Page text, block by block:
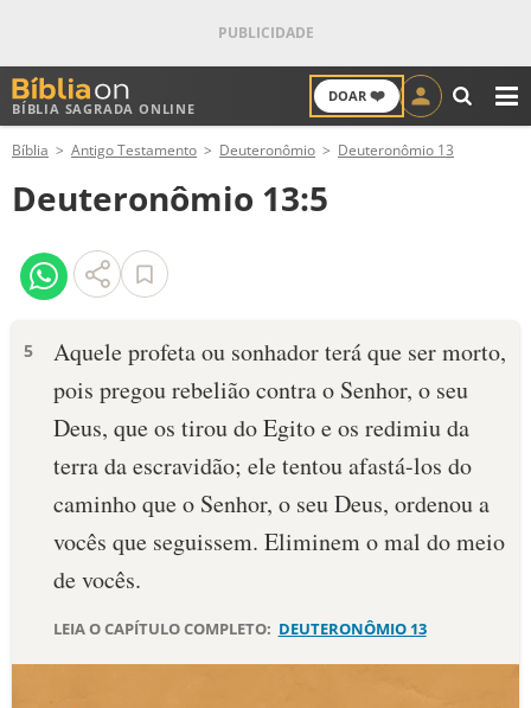
BÍBLIA SAGRADA ONLINE
DOAR ❤️
ANTIGO TESTAMENTO
NOVO TESTAMENTO
VERSÍCULOS
PALAVRA DO DIA
SALMO DO DIA
DEVOCIONAL DIÁRIO
10 MANDAMENTOS
ESTUDOS BÍBLICOS
Bíblia Antigo Testamento Deuteronômio Deuteronômio 13
Deuteronômio 13:5
5
Aquele profeta ou sonhador terá que ser morto,
pois pregou rebelião contra o Senhor, o seu
Deus, que os tirou do Egito e os redimiu da
terra da escravidão; ele tentou afastá-los do
caminho que o Senhor, o seu Deus, ordenou a
vocês que seguissem. Eliminem o mal do meio
de vocês.
LEIA O CAPÍTULO COMPLETO: DEUTERONÔMIO 13